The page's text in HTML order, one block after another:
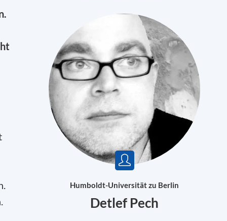
Humboldt-Universität zu Berlin
Detlef Pech